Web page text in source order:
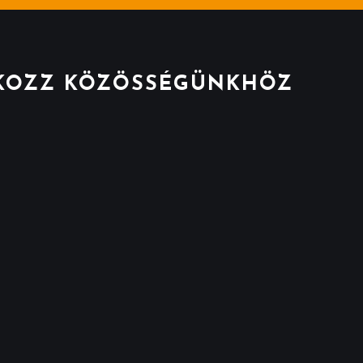
KÖZÖSSÉGÜNKHÖZ